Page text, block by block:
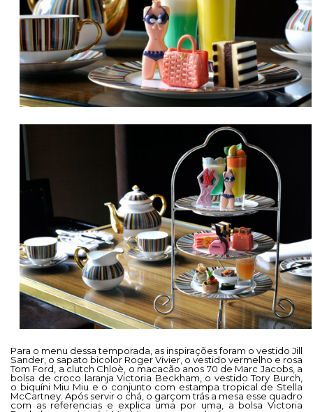
Para o menu dessa temporada, as inspirações foram o vestido Jill
Sander, o sapato bicolor Roger Vivier, o vestido vermelho e rosa
Tom Ford, a clutch Chloè, o macacão anos 70 de Marc Jacobs, a
bolsa de croco laranja Victoria Beckham, o vestido Tory Burch,
o biquíni Miu Miu e o conjunto com estampa tropical de Stella
McCartney. Após servir o chá, o garçom trás a mesa esse quadro
com as referencias e explica uma por uma, a bolsa Victoria